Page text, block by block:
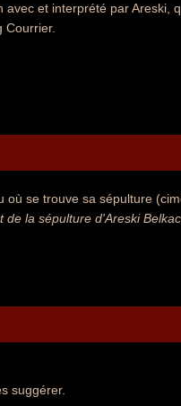
et interprété par Areski,
Courrier.
se trouve sa sépulture
la sépulture d'Areski
suggérer.